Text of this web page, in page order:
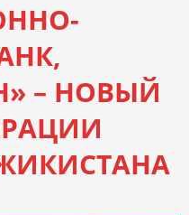
– НОВЫЙ